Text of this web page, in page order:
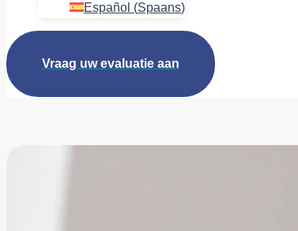
Español (Spaans)
Vraag uw evaluatie aan